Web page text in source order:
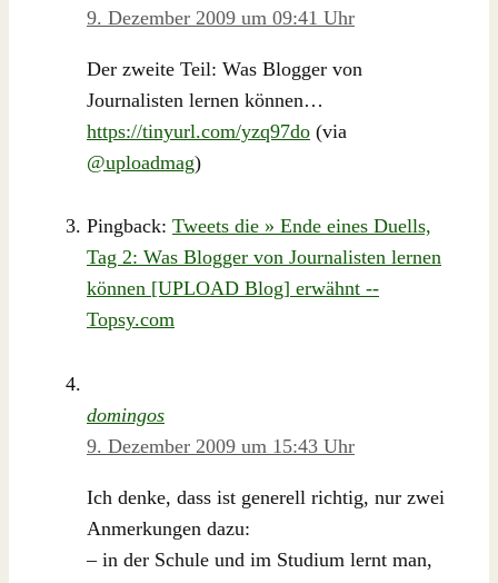
9. Dezember 2009 um 09:41 Uhr
Der zweite Teil: Was Blogger von
Journalisten lernen können…
https://tinyurl.com/yzq97do (via
@uploadmag)
Pingback: Tweets die » Ende eines Duells,
Tag 2: Was Blogger von Journalisten lernen
können [UPLOAD Blog] erwähnt --
Topsy.com
domingos
9. Dezember 2009 um 15:43 Uhr
Ich denke, dass ist generell richtig, nur zwei
Anmerkungen dazu:
– in der Schule und im Studium lernt man,